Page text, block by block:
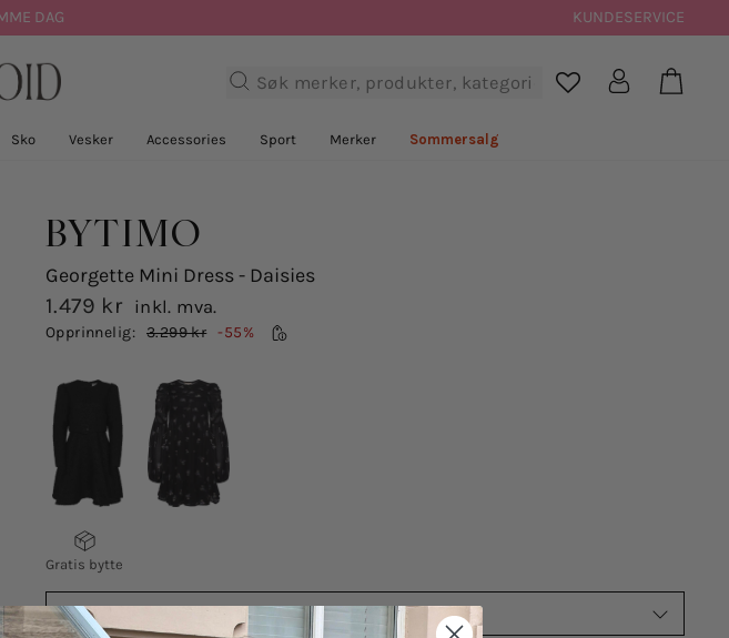
DAG KUNDESERVICE
Søk  Logg inn
Sko Vesker Accessories Sport Merker Sommersalg
BYTIMO
Georgette Mini Dress - Daisies
1.479 kr inkl. mva.
Opprinnelig: 3.299 kr
Salgspris -55%
Gratis bytte
VELG STØRRELSE